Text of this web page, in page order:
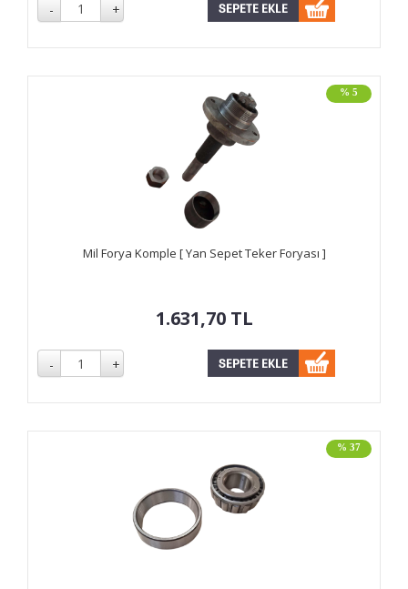
% 5
Mil Forya Komple [ Yan Sepet Teker Foryası ]
1.631,70 TL
% 37